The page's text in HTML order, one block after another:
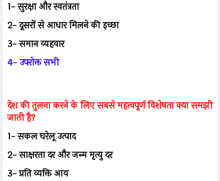
1- सुरक्षा और स्वतंत्रता
2- दूसरों से आधार मिलने की इच्छा
3- समान व्यहवार
4- उपरोक्त सभी
देश की तुलना करने के लिए सबसे महत्वपूर्ण विशेषता क्या समझी
जाती है?
1- सकल घरेलू उत्पाद
2- साक्षरता दर और जन्म मृत्यु दर
3- प्रति व्यक्ति आय